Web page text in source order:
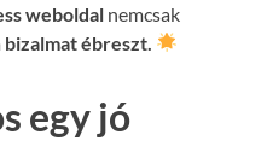
weboldal nemcsak
bizalmat ébreszt.
egy jó